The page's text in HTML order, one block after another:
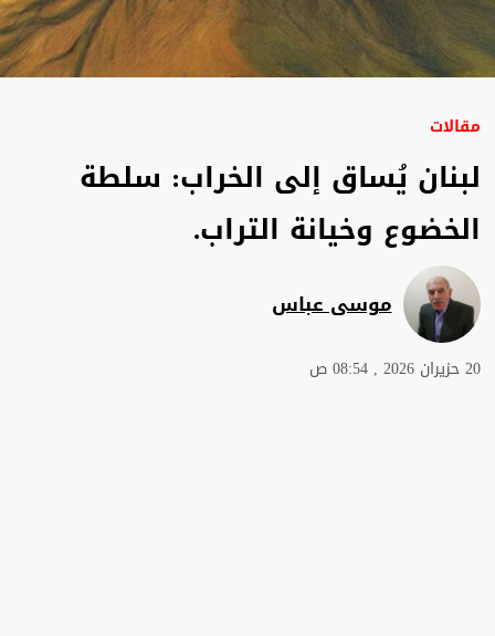
مقالات
لبنان يُساق إلى الخراب: سلطة
الخضوع وخيانة التراب.
موسى عباس
20 حزيران 2026 , 08:54 ص